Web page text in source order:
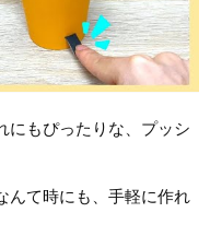
にもぴったりな、プッシ
んて時にも、手軽に作れ